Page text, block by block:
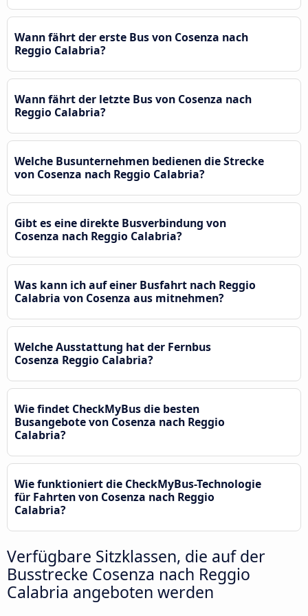
Wann fährt der erste Bus von Cosenza nach
Reggio Calabria?
Wann fährt der letzte Bus von Cosenza nach
Reggio Calabria?
Welche Busunternehmen bedienen die Strecke
von Cosenza nach Reggio Calabria?
Gibt es eine direkte Busverbindung von
Cosenza nach Reggio Calabria?
Was kann ich auf einer Busfahrt nach Reggio
Calabria von Cosenza aus mitnehmen?
Welche Ausstattung hat der Fernbus
Cosenza Reggio Calabria?
Wie findet CheckMyBus die besten
Busangebote von Cosenza nach Reggio
Calabria?
Wie funktioniert die CheckMyBus-Technologie
für Fahrten von Cosenza nach Reggio
Calabria?
Verfügbare Sitzklassen, die auf der
Busstrecke Cosenza nach Reggio
Calabria angeboten werden